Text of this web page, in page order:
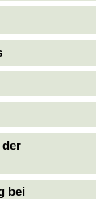
der
bei